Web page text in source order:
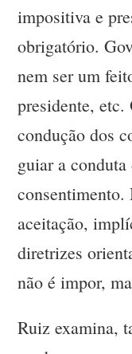
impositiva e
obrigatório.
nem ser um
presidente, etc.
condução dos
guiar a
consentimento.
aceitação,
diretrizes
não é impor,
Ruiz examina,